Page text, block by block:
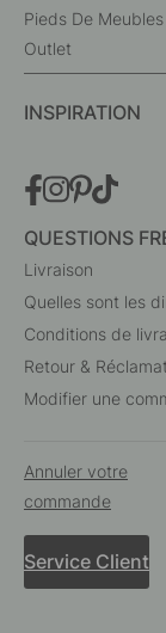
Pieds De Meubles
Outlet
INSPIRATION
QUESTIONS
Livraison
Quelles sont les
Conditions de
Retour &
Modifier une
Annuler votre
commande
Service Client